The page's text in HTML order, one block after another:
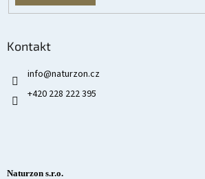
Kontakt
info@naturzon.cz
+420 228 222 395
Naturzon s.r.o.